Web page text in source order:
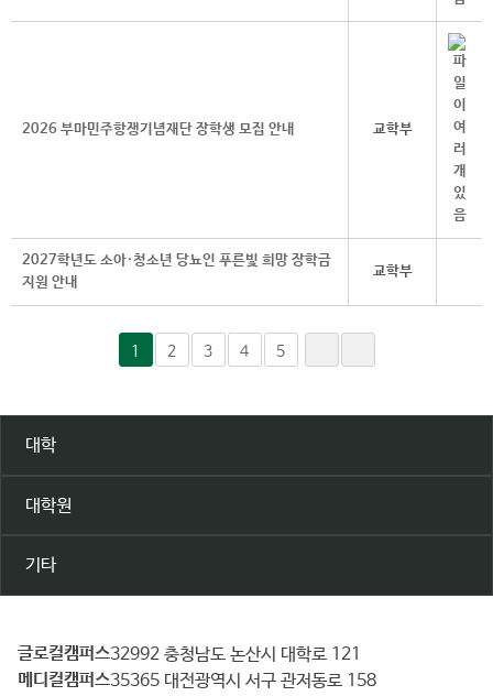
2026 부마민주항쟁기념재단 장학생 모집 안내 교학부
2027학년도 소아·청소년 당뇨인 푸른빛 희망 장학금
지원 안내
교학부
1 2 3 4 5
대학
대학원
기타
건
양
글로컬캠퍼스 32992 충청남도 논산시 대학로 121
메디컬캠퍼스 35365 대전광역시 서구 관저동로 158